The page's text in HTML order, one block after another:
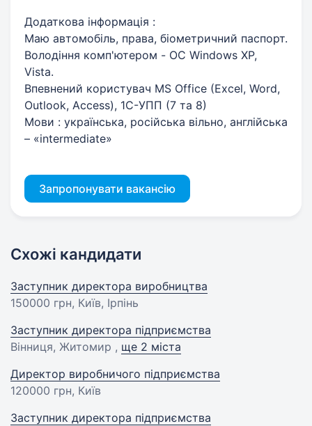
Додаткова інформація :
Маю автомобіль, права, біометричний паспорт.
Володіння комп'ютером - OC Windows XP,
Vista.
Впевнений користувач MS Office (Excel, Word,
Outlook, Access), 1C-УПП (7 та 8)
Мови : українська, російська вільно, англійська
– «intermediate»
Запропонувати вакансію
Схожі кандидати
Заступник директора виробництва
150000 грн, Київ, Ірпінь
Заступник директора підприємства
Вінниця, Житомир , ще 2 міста
Директор виробничого підприємства
120000 грн, Київ
Заступник директора підприємства